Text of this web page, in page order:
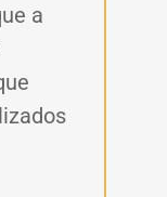
a